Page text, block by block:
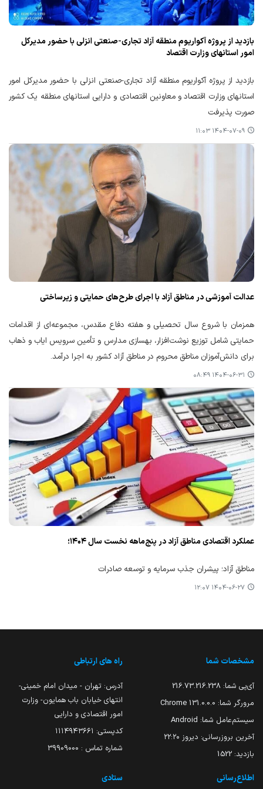
بازدید از پروژه آکواریوم منطقه آزاد تجاری-صنعتی انزلی با حضور مدیرکل
امور استانهای وزارت اقتصاد
بازدید از پروژه آکواریوم منطقه آزاد تجاری-صنعتی انزلی با حضور مدیرکل امور
استانهای وزارت اقتصاد و معاونین اقتصادی و دارایی استانهای منطقه یک کشور
صورت پذیرفت
۱۴۰۴-۰۷-۰۹ ۱۱:۰۳
عدالت آموزشی در مناطق آزاد با اجرای طرح‌های حمایتی و زیرساختی
همزمان با شروع سال تحصیلی و هفته دفاع مقدس، مجموعه‌ای از اقدامات
حمایتی شامل توزیع نوشت‌افزار، بهسازی مدارس و تأمین سرویس ایاب و ذهاب
برای دانش‌آموزان مناطق محروم در مناطق آزاد کشور به اجرا درآمد.
۱۴۰۴-۰۶-۳۱ ۰۸:۴۹
عملکرد اقتصادی مناطق آزاد در پنج‌ماهه نخست سال ۱۴۰۴؛
مناطق آزاد؛ پیشران جذب سرمایه و توسعه صادرات
۱۴۰۴-۰۶-۲۷ ۱۲:۰۷
مشخصات شما
آی‌پی شما: 216.73.216.238
مرورگر شما: 131.0.0.0 Chrome
سیستم‌عامل شما: Android
آخرین بروزرسانی: دیروز ۲۲:۲۰
بازدید: 1522
راه های ارتباطی
آدرس: تهران - میدان امام خمینی-
انتهای خیابان باب همایون- وزارت
امور اقتصادی و دارایی
کدپستی: ۱۱۱۴۹۴۳۶۶۱
شماره تماس : 39909000
اطلاع‌رسانی ستادی